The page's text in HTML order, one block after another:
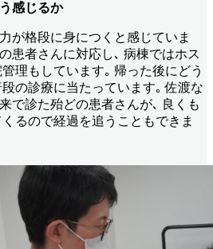
感じるか
が格段に身につくと感じていま
患者さんに対応し､ 病棟ではホス
理もしています｡ 帰った後にどう
の診療に当たっています｡ 佐渡な
で診た殆どの患者さんが､ 良くも
るので経過を追うこともできま